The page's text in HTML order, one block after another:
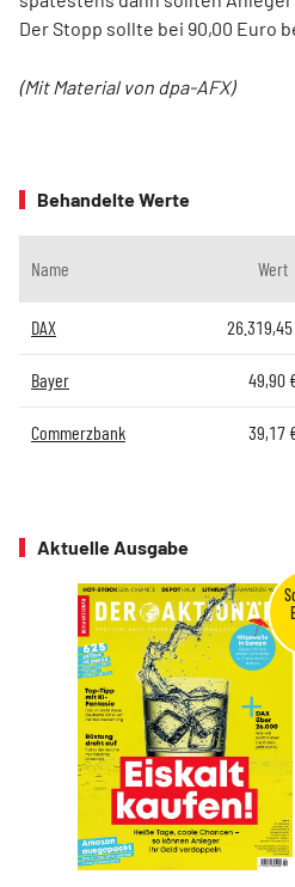
Der Stopp sollte bei 90,00 Euro
(Mit Material von dpa-AFX)
Behandelte Werte
Name Wert
DAX 26.319,45
Bayer 49,90
Commerzbank 39,17
Aktuelle Ausgabe